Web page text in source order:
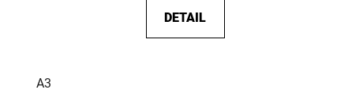
DETAIL
A3